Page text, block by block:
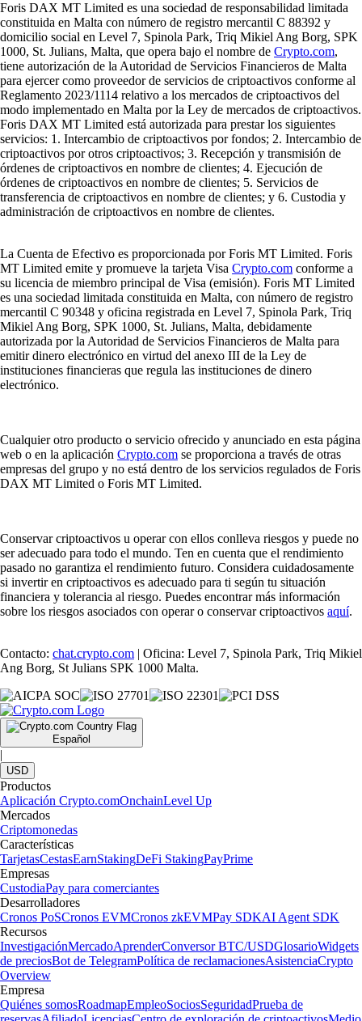
Foris DAX MT Limited es una sociedad de responsabilidad limitada
constituida en Malta con número de registro mercantil C 88392 y
domicilio social en Level 7, Spinola Park, Triq Mikiel Ang Borg, SPK
1000, St. Julians, Malta, que opera bajo el nombre de Crypto.com,
tiene autorización de la Autoridad de Servicios Financieros de Malta
para ejercer como proveedor de servicios de criptoactivos conforme al
Reglamento 2023/1114 relativo a los mercados de criptoactivos del
modo implementado en Malta por la Ley de mercados de criptoactivos.
Foris DAX MT Limited está autorizada para prestar los siguientes
servicios: 1. Intercambio de criptoactivos por fondos; 2. Intercambio de
criptoactivos por otros criptoactivos; 3. Recepción y transmisión de
órdenes de criptoactivos en nombre de clientes; 4. Ejecución de
órdenes de criptoactivos en nombre de clientes; 5. Servicios de
transferencia de criptoactivos en nombre de clientes; y 6. Custodia y
administración de criptoactivos en nombre de clientes.
La Cuenta de Efectivo es proporcionada por Foris MT Limited. Foris
MT Limited emite y promueve la tarjeta Visa Crypto.com conforme a
su licencia de miembro principal de Visa (emisión). Foris MT Limited
es una sociedad limitada constituida en Malta, con número de registro
mercantil C 90348 y oficina registrada en Level 7, Spinola Park, Triq
Mikiel Ang Borg, SPK 1000, St. Julians, Malta, debidamente
autorizada por la Autoridad de Servicios Financieros de Malta para
emitir dinero electrónico en virtud del anexo III de la Ley de
instituciones financieras que regula las instituciones de dinero
electrónico.
Cualquier otro producto o servicio ofrecido y anunciado en esta página
web o en la aplicación Crypto.com se proporciona a través de otras
empresas del grupo y no está dentro de los servicios regulados de Foris
DAX MT Limited o Foris MT Limited.
Conservar criptoactivos u operar con ellos conlleva riesgos y puede no
ser adecuado para todo el mundo. Ten en cuenta que el rendimiento
pasado no garantiza el rendimiento futuro. Considera cuidadosamente
si invertir en criptoactivos es adecuado para ti según tu situación
financiera y tolerancia al riesgo. Puedes encontrar más información
sobre los riesgos asociados con operar o conservar criptoactivos aquí.
Contacto: chat.crypto.com | Oficina: Level 7, Spinola Park, Triq Mikiel
Ang Borg, St Julians SPK 1000 Malta.
Español
|
USD
Productos
Aplicación Crypto.comOnchainLevel Up
Mercados
Criptomonedas
Características
TarjetasCestasEarnStakingDeFi StakingPayPrime
Empresas
CustodiaPay para comerciantes
Desarrolladores
Cronos PoSCronos EVMCronos zkEVMPay SDKAI Agent SDK
Recursos
InvestigaciónMercadoAprenderConversor BTC/USDGlosarioWidgets
de preciosBot de TelegramPolítica de reclamacionesAsistenciaCrypto
Overview
Empresa
Quiénes somosRoadmapEmpleoSociosSeguridadPrueba de